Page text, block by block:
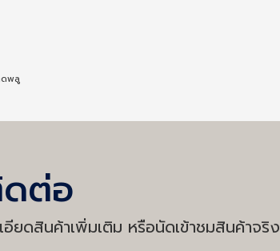
ดพลู
ต่อ
อียดสินค้าเพิ่มเติม หรือนัดเข้าชมสินค้าจริง